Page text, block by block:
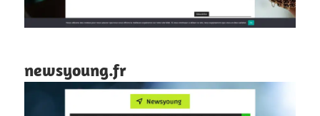
newsyoung.fr